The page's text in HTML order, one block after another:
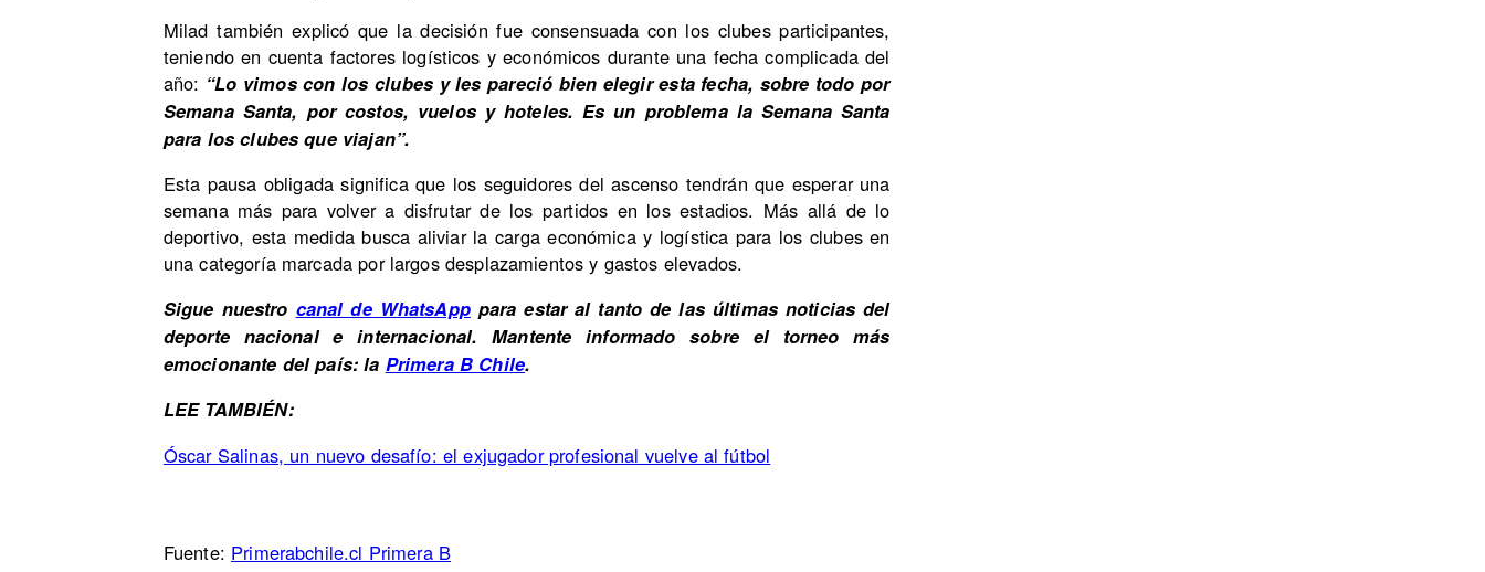
Milad también explicó que la decisión fue consensuada con los clubes participantes,
teniendo en cuenta factores logísticos y económicos durante una fecha complicada del
año: “Lo vimos con los clubes y les pareció bien elegir esta fecha, sobre todo por
Semana Santa, por costos, vuelos y hoteles. Es un problema la Semana Santa
para los clubes que viajan”.
Esta pausa obligada significa que los seguidores del ascenso tendrán que esperar una
semana más para volver a disfrutar de los partidos en los estadios. Más allá de lo
deportivo, esta medida busca aliviar la carga económica y logística para los clubes en
una categoría marcada por largos desplazamientos y gastos elevados.
Sigue nuestro canal de WhatsApppara estar al tanto de las últimas noticias del
deporte nacional e internacional. Mantente informado sobre el torneo más
emocionante del país: la Primera B Chile.
LEE TAMBIÉN:
Óscar Salinas, un nuevo desafío: el exjugador profesional vuelve al fútbol
Fuente: Primerabchile.cl Primera B